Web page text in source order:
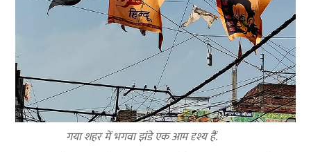
गया शहर में भगवा झंडे एक आम दृश्य हैं.